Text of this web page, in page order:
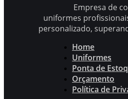
Empresa de
uniformes
personalizado,
Home
Uniformes
Ponta de
Orçamento
Política de